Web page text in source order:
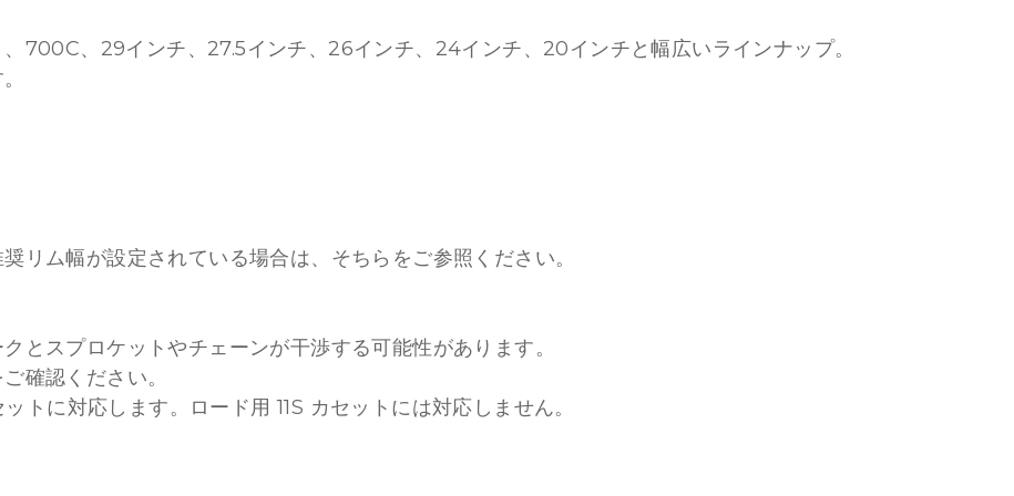
700C、29インチ、27.5インチ、26インチ、24インチ、20インチと幅広いラインナップ。
リム幅が設定されている場合は、そちらをご参照ください。
とスプロケットやチェーンが干渉する可能性があります。
確認ください。
トに対応します。ロード用 11S カセットには対応しません。